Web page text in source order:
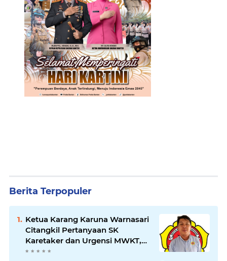
Berita Terpopuler
Ketua Karang Karuna Warnasari
Citangkil Pertanyaan SK
Karetaker dan Urgensi MWKT,
Saat Suasana Berduka